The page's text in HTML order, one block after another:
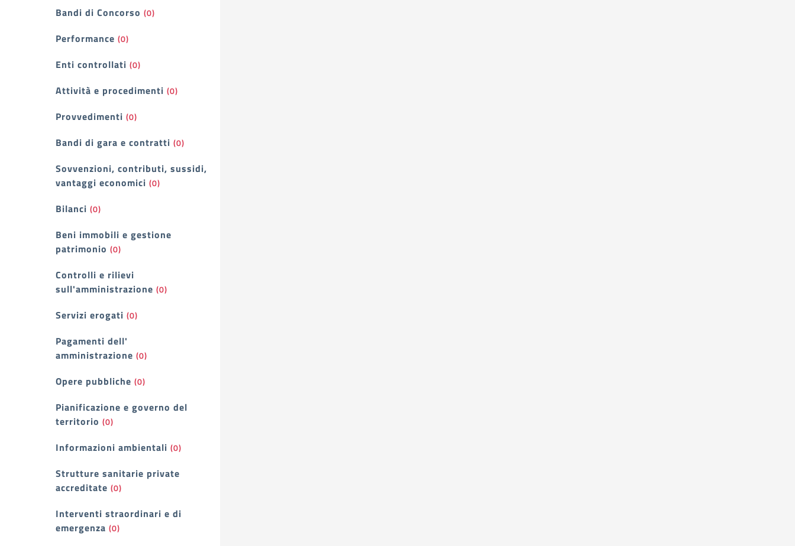
Bandi di Concorso (0)
Performance (0)
Enti controllati (0)
Attività e procedimenti (0)
Provvedimenti (0)
Bandi di gara e contratti (0)
Sovvenzioni, contributi, sussidi,
vantaggi economici (0)
Bilanci (0)
Beni immobili e gestione
patrimonio (0)
Controlli e rilievi
sull'amministrazione (0)
Servizi erogati (0)
Pagamenti dell'
amministrazione (0)
Opere pubbliche (0)
Pianificazione e governo del
territorio (0)
Informazioni ambientali (0)
Strutture sanitarie private
accreditate (0)
Interventi straordinari e di
emergenza (0)